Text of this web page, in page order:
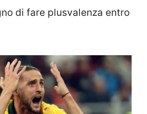
di fare plusvalenza entro